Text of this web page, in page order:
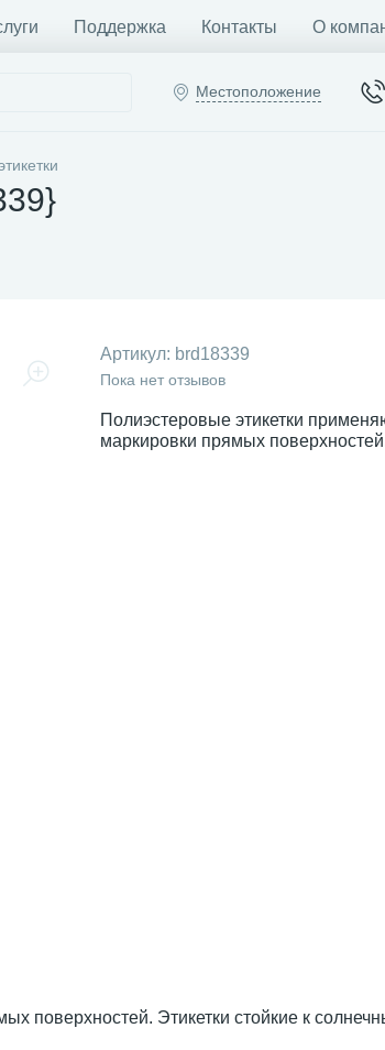
Поддержка Контакты О
Местоположение
Артикул: brd18339
Пока нет отзывов
Полиэстеровые этикетки
маркировки прямых
поверхностей. Этикетки стойкие к